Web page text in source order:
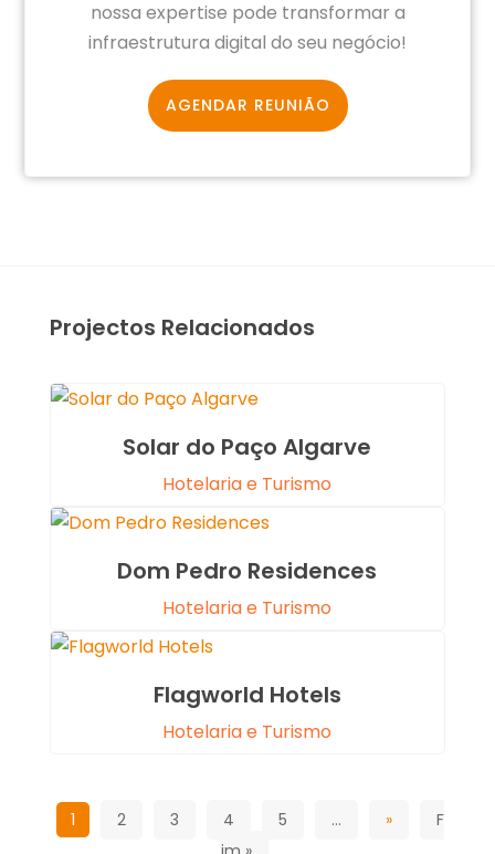
nossa expertise pode transformar a
infraestrutura digital do seu negócio!
AGENDAR REUNIÃO
Projectos Relacionados
Solar do Paço Algarve
Hotelaria e Turismo
Dom Pedro Residences
Hotelaria e Turismo
Flagworld Hotels
Hotelaria e Turismo
1 2 3 4 5 ... »
F